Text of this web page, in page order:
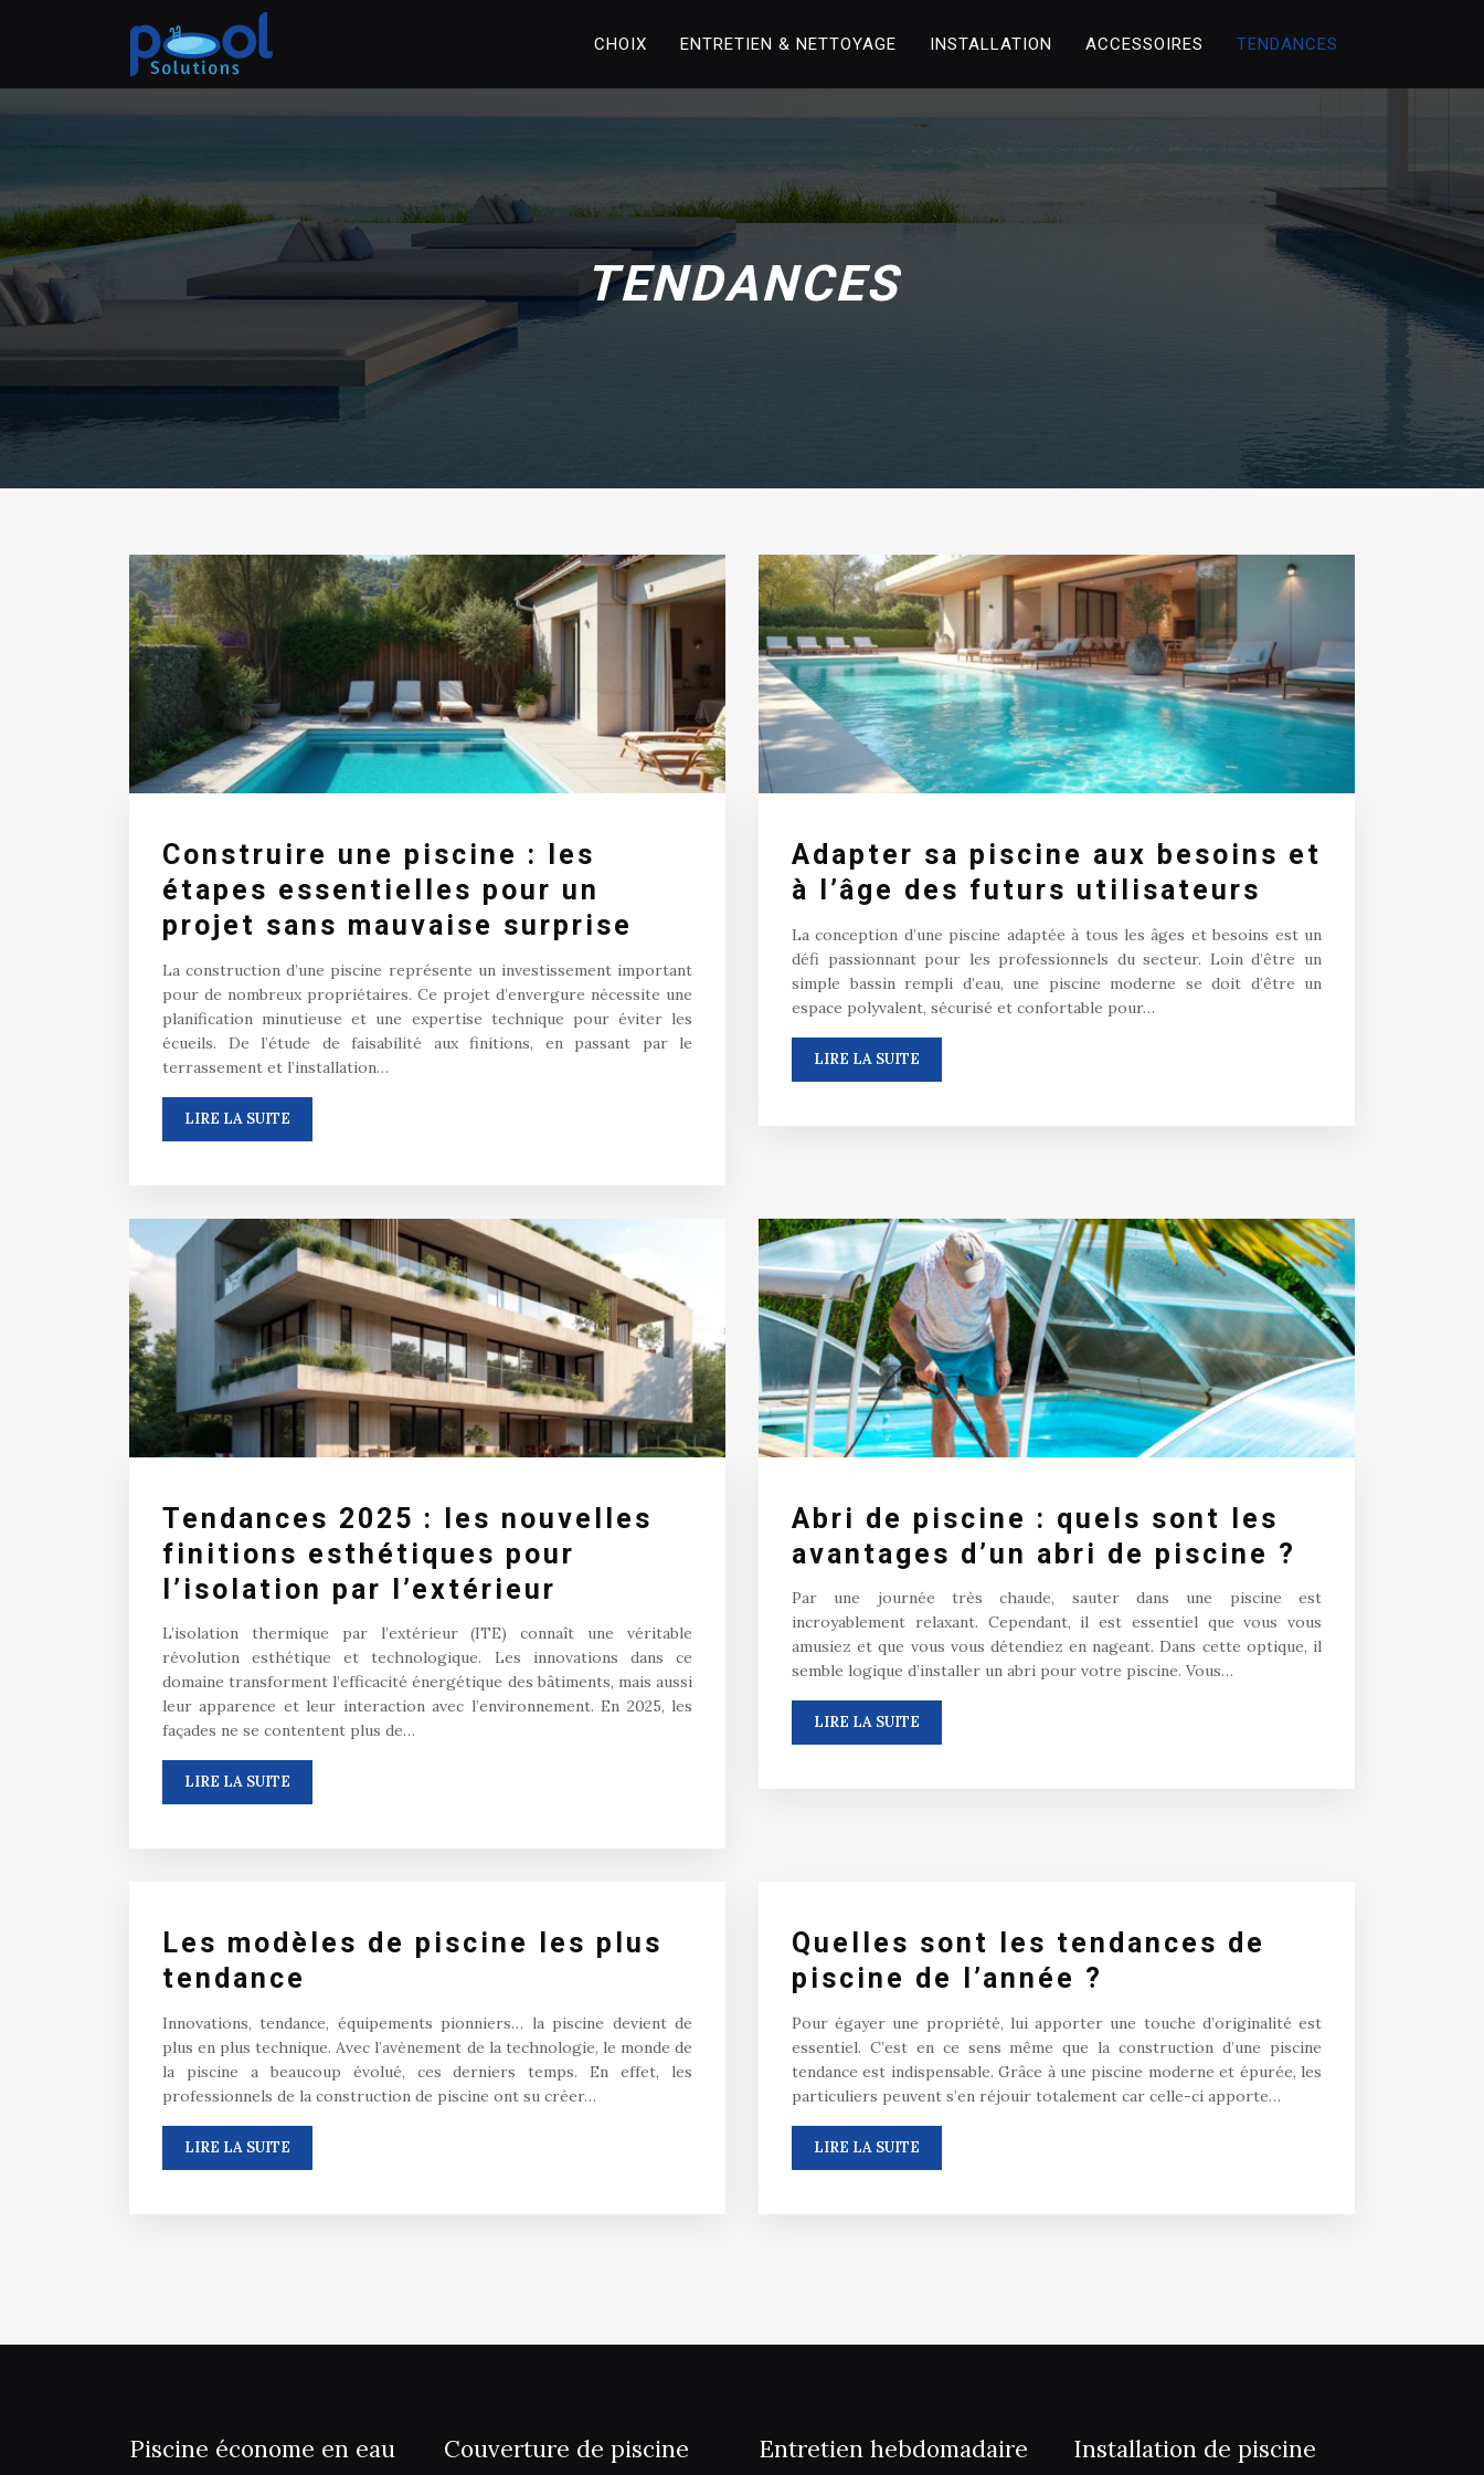
CHOIX ENTRETIEN & NETTOYAGE INSTALLATION ACCESSOIRES TENDANCES
TENDANCES
Construire une piscine : les
étapes essentielles pour un
projet sans mauvaise surprise
La construction d’une piscine représente un investissement important
pour de nombreux propriétaires. Ce projet d’envergure nécessite une
planification minutieuse et une expertise technique pour éviter les
écueils. De l’étude de faisabilité aux finitions, en passant par le
terrassement et l’installation…
LIRE LA SUITE
Adapter sa piscine aux besoins et
à l’âge des futurs utilisateurs
La conception d’une piscine adaptée à tous les âges et besoins est un
défi passionnant pour les professionnels du secteur. Loin d’être un
simple bassin rempli d’eau, une piscine moderne se doit d’être un
espace polyvalent, sécurisé et confortable pour…
LIRE LA SUITE
Tendances 2025 : les nouvelles
finitions esthétiques pour
l’isolation par l’extérieur
L’isolation thermique par l’extérieur (ITE) connaît une véritable
révolution esthétique et technologique. Les innovations dans ce
domaine transforment l’efficacité énergétique des bâtiments, mais aussi
leur apparence et leur interaction avec l’environnement. En 2025, les
façades ne se contentent plus de…
LIRE LA SUITE
Abri de piscine : quels sont les
avantages d’un abri de piscine ?
Par une journée très chaude, sauter dans une piscine est
incroyablement relaxant. Cependant, il est essentiel que vous vous
amusiez et que vous vous détendiez en nageant. Dans cette optique, il
semble logique d’installer un abri pour votre piscine. Vous…
LIRE LA SUITE
Les modèles de piscine les plus
tendance
Innovations, tendance, équipements pionniers… la piscine devient de
plus en plus technique. Avec l’avènement de la technologie, le monde de
la piscine a beaucoup évolué, ces derniers temps. En effet, les
professionnels de la construction de piscine ont su créer…
LIRE LA SUITE
Quelles sont les tendances de
piscine de l’année ?
Pour égayer une propriété, lui apporter une touche d’originalité est
essentiel. C’est en ce sens même que la construction d’une piscine
tendance est indispensable. Grâce à une piscine moderne et épurée, les
particuliers peuvent s’en réjouir totalement car celle-ci apporte…
LIRE LA SUITE
Piscine économe en eau Couverture de piscine Entretien hebdomadaire Installation de piscine